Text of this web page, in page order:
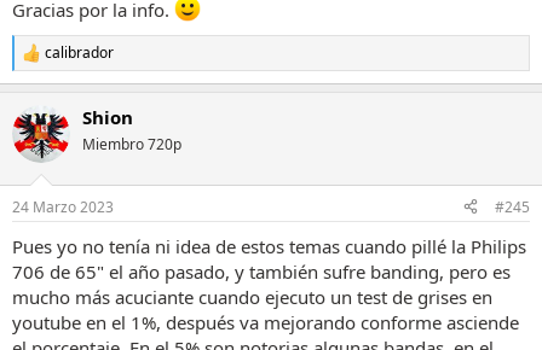
Gracias por la info.
R
e
c
c
i
e
:
calibrador
Shion
Miembro 720p
24 Marzo 2023 #245
Pues yo no tenía ni idea de estos temas cuando pillé la Philips
706 de 65" el año pasado, y también sufre banding, pero es
mucho más acuciante cuando ejecuto un test de grises en
youtube en el 1%, después va mejorando conforme asciende